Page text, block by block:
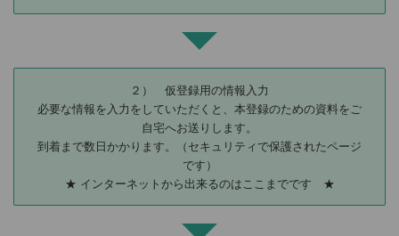
２） 仮登録用の情報入力
必要な情報を入力をしていただくと、本登録のための資料をご
自宅へお送りします。
到着まで数日かかります。（セキュリティで保護されたページ
です）
★ インターネットから出来るのはここまでです ★